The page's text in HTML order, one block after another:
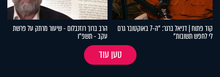
קוד פתוח | דניאל ברגר: "ה-7 באוקטובר גרם
לי לחפש תשובות"
הרב ברוך רוזנבלום - שיעור מרתק על פרשת
עקב - תשפ"ו
טען עוד